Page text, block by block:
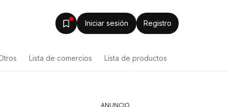
Iniciar sesión Registro
Lista de comercios Lista de productos
ANUNCIO